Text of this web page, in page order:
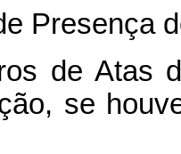
Presença
de Atas
se